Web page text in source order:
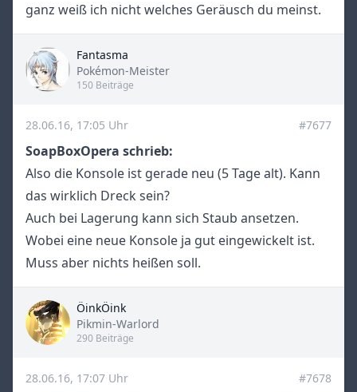
ganz weiß ich nicht welches Geräusch du meinst.
Fantasma
Title
Pokémon-Meister
150 Beiträge
28.06.16, 17:05 Uhr #7677
SoapBoxOpera schrieb:
Also die Konsole ist gerade neu (5 Tage alt). Kann
das wirklich Dreck sein?
Auch bei Lagerung kann sich Staub ansetzen.
Wobei eine neue Konsole ja gut eingewickelt ist.
Muss aber nichts heißen soll.
ÖinkÖink
Title
Pikmin-Warlord
290 Beiträge
28.06.16, 17:07 Uhr #7678